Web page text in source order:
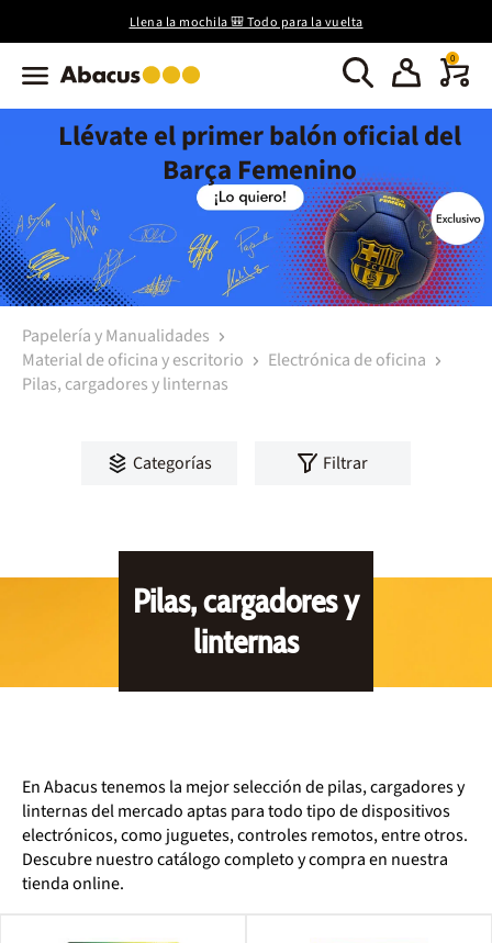
Llena la mochila 🎒 Todo para la vuelta
0
Llévate el primer balón oficial del
Barça Femenino
Papelería y Manualidades
Material de oficina y escritorio
Electrónica de oficina
Pilas, cargadores y linternas
Categorías Filtrar
Pilas, cargadores y
linternas
En Abacus tenemos la mejor selección de pilas, cargadores y
linternas del mercado aptas para todo tipo de dispositivos
electrónicos, como juguetes, controles remotos, entre otros.
Descubre nuestro catálogo completo y compra en nuestra
tienda online.